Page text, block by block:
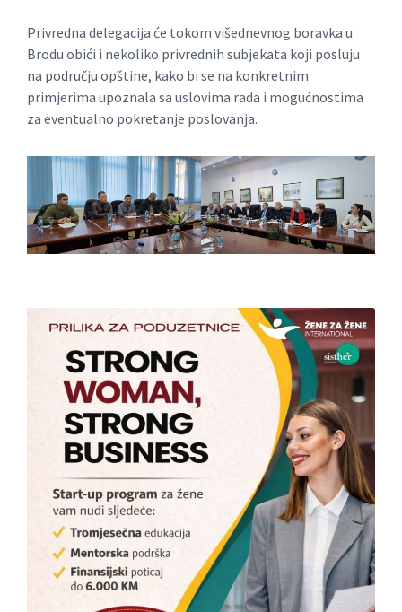
Privredna delegacija će tokom višednevnog boravka u
Brodu obići i nekoliko privrednih subjekata koji posluju
na području opštine, kako bi se na konkretnim
primjerima upoznala sa uslovima rada i mogućnostima
za eventualno pokretanje poslovanja.